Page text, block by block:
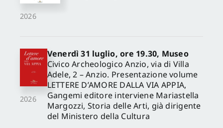
2026
2026
Venerdì 31 luglio, ore 19.30, Museo
Civico Archeologico Anzio, via di Villa
Adele, 2 – Anzio. Presentazione volume
LETTERE D’AMORE DALLA VIA APPIA,
Gangemi editore interviene Mariastella
Margozzi, Storia delle Arti, già dirigente
del Ministero della Cultura